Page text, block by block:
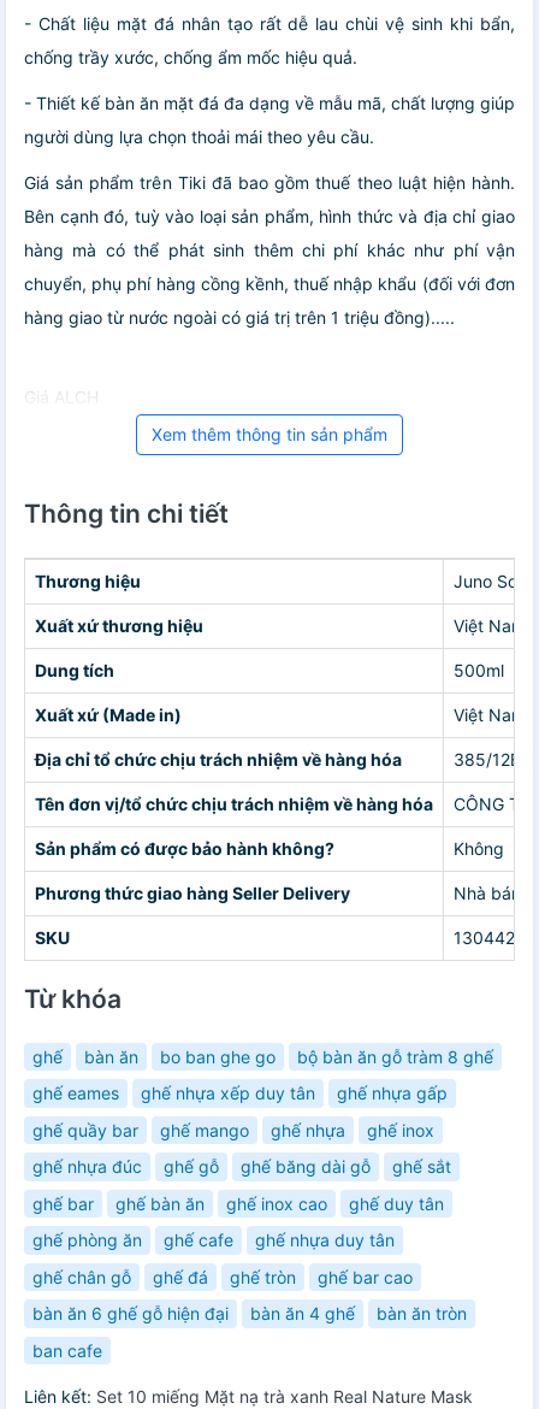
- Chất liệu mặt đá nhân tạo rất dễ lau chùi vệ sinh khi bẩn,
chống trầy xước, chống ẩm mốc hiệu quả.
- Thiết kế bàn ăn mặt đá đa dạng về mẫu mã, chất lượng giúp
người dùng lựa chọn thoải mái theo yêu cầu.
Giá sản phẩm trên Tiki đã bao gồm thuế theo luật hiện hành.
Bên cạnh đó, tuỳ vào loại sản phẩm, hình thức và địa chỉ giao
hàng mà có thể phát sinh thêm chi phí khác như phí vận
chuyển, phụ phí hàng cồng kềnh, thuế nhập khẩu (đối với đơn
hàng giao từ nước ngoài có giá trị trên 1 triệu đồng).....
Giá ALCH
Xem thêm thông tin sản phẩm
Thông tin chi tiết
Thương hiệu Juno Sofa
Xuất xứ thương hiệu Việt Nam
Dung tích 500ml
Xuất xứ (Made in) Việt Nam
Địa chỉ tổ chức chịu trách nhiệm về hàng hóa 385/12B
Tên đơn vị/tổ chức chịu trách nhiệm về hàng hóa CÔNG TY
Sản phẩm có được bảo hành không? Không
Phương thức giao hàng Seller Delivery Nhà bán
SKU
Từ khóa
ghế bàn ăn bo ban ghe go
bộ bàn ăn gỗ tràm 8 ghế
ghế eames
ghế nhựa xếp duy tân
ghế nhựa gấp
ghế quầy bar
ghế mango ghế nhựa
ghế inox
ghế nhựa đúc
ghế gỗ ghế băng dài gỗ
ghế sắt
ghế bar
ghế bàn ăn ghế inox cao
ghế duy tân
ghế phòng ăn
ghế cafe
ghế nhựa duy tân
ghế chân gỗ
ghế đá ghế tròn
ghế bar cao
bàn ăn 6 ghế gỗ hiện đại
bàn ăn 4 ghế
bàn ăn tròn
ban cafe
Liên kết: Set 10 miếng Mặt nạ trà xanh Real Nature Mask